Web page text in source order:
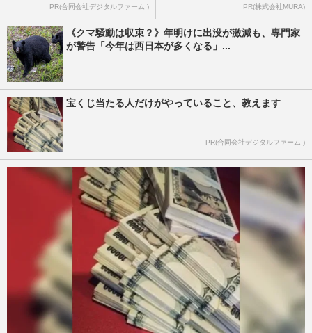
PR(合同会社デジタルファーム ) PR(株式会社MURA)
《クマ騒動は収束？》年明けに出没が激減も、専門家
が警告「今年は西日本が多くなる」...
宝くじ当たる人だけがやっていること、教えます
PR(合同会社デジタルファーム )